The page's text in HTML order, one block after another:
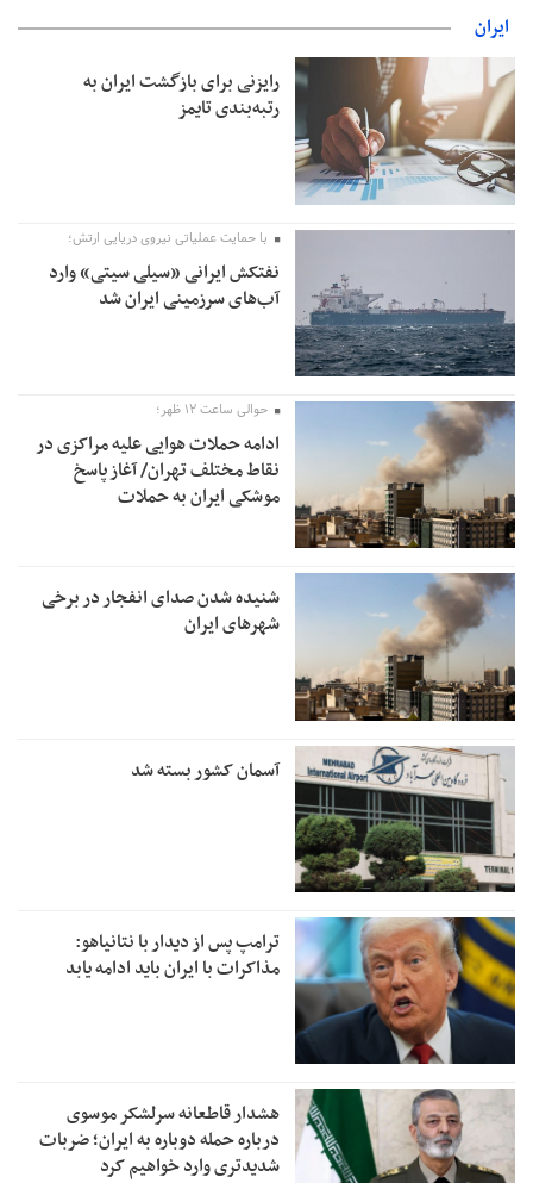
ندارد
پس از استعفا
ایران
رایزنی برای بازگشت ایران به
رتبه‌بندی تایمز
با حمایت عملیاتی نیروی دریایی ارتش؛
نفتکش ایرانی «سیلی سیتی» وارد
آب‌های سرزمینی ایران شد
حوالی ساعت ۱۲ ظهر؛
ادامه حملات هوایی علیه مراکزی در
نقاط مختلف تهران/ آغاز پاسخ
موشکی ایران به حملات
شنیده شدن صدای انفجار در برخی
شهرهای ایران
آسمان کشور بسته شد
ترامپ پس از دیدار با نتانیاهو:
مذاکرات با ایران باید ادامه یابد
هشدار قاطعانه سرلشکر موسوی
درباره حمله دوباره به ایران؛ ضربات
شدیدتری وارد خواهیم کرد